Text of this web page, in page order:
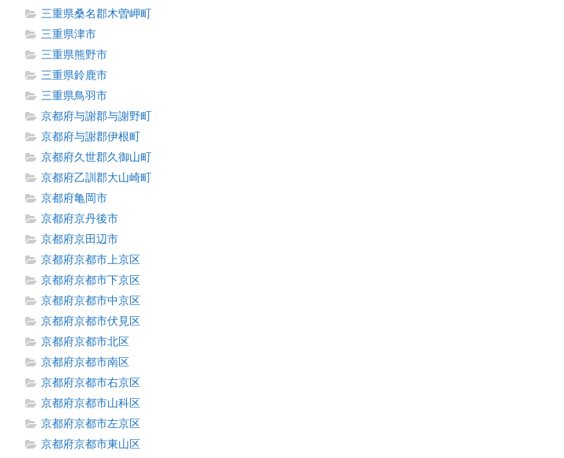
三重県桑名郡木曽岬町
三重県津市
三重県熊野市
三重県鈴鹿市
三重県鳥羽市
京都府与謝郡与謝野町
京都府与謝郡伊根町
京都府久世郡久御山町
京都府乙訓郡大山崎町
京都府亀岡市
京都府京丹後市
京都府京田辺市
京都府京都市上京区
京都府京都市下京区
京都府京都市中京区
京都府京都市伏見区
京都府京都市北区
京都府京都市南区
京都府京都市右京区
京都府京都市山科区
京都府京都市左京区
京都府京都市東山区